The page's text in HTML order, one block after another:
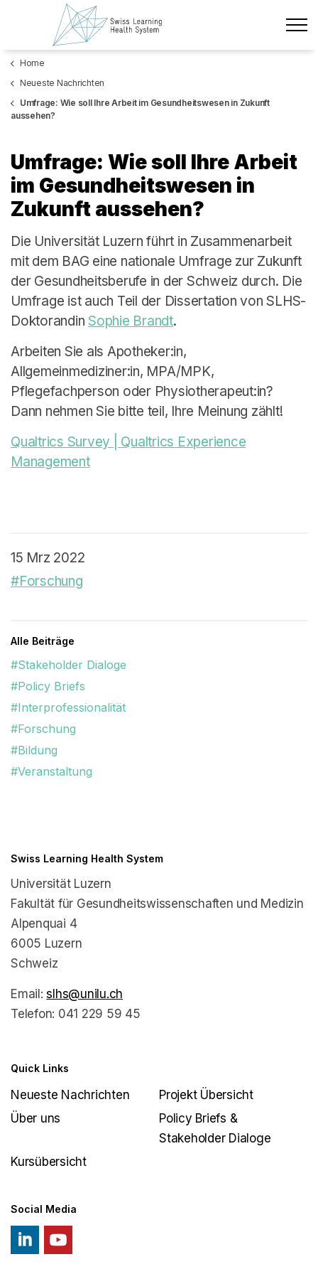
Zum Hauptinhalt wechseln
Neueste Nachrichten
Das Projekt
Kurse
Über uns
Datenschutz
Mitglieder
Deutsch
Home
Neueste Nachrichten
Umfrage: Wie soll Ihre Arbeit im Gesundheitswesen in Zukunft
aussehen?
Umfrage: Wie soll Ihre Arbeit
im Gesundheitswesen in
Zukunft aussehen?
Die Universität Luzern führt in Zusammenarbeit
mit dem BAG eine nationale Umfrage zur Zukunft
der Gesundheitsberufe in der Schweiz durch. Die
Umfrage ist auch Teil der Dissertation von SLHS-
Doktorandin Sophie Brandt.
Arbeiten Sie als Apotheker:in,
Allgemeinmediziner:in, MPA/MPK,
Pflegefachperson oder Physiotherapeut:in?
Dann nehmen Sie bitte teil, Ihre Meinung zählt!
Qualtrics Survey | Qualtrics Experience
Management
15 Mrz 2022
#Forschung
Alle Beiträge
#Stakeholder Dialoge
#Policy Briefs
#Interprofessionalität
#Forschung
#Bildung
#Veranstaltung
Swiss Learning Health System
Universität Luzern
Fakultät für Gesundheitswissenschaften und Medizin
Alpenquai 4
6005 Luzern
Schweiz
Email:slhs@unilu.ch
Telefon: 041 229 59 45
Quick Links
Neueste Nachrichten
Projekt Übersicht
Über uns
Policy Briefs &
Stakeholder Dialoge
Kursübersicht
Social Media